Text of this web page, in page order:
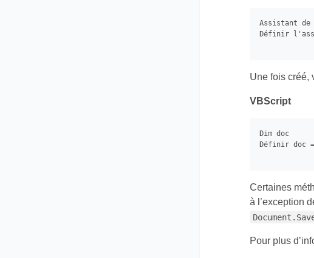
Assistant de
Définir l
Une fois créé,
VBScript
Dim doc
Définir doc
Certaines
à l’exception
Pour plus